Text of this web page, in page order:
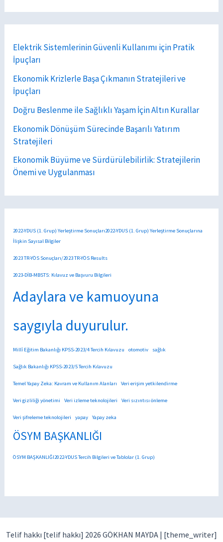
Elektrik Sistemlerinin Güvenli Kullanımı için Pratik
İpuçları
Ekonomik Krizlerle Başa Çıkmanın Stratejileri ve
İpuçları
Doğru Beslenme ile Sağlıklı Yaşam İçin Altın Kurallar
Ekonomik Dönüşüm Sürecinde Başarılı Yatırım
Stratejileri
Ekonomik Büyüme ve Sürdürülebilirlik: Stratejilerin
Önemi ve Uygulanması
2022-YDUS (1. Grup) Yerleştirme Sonuçları2022-YDUS (1. Grup) Yerleştirme Sonuçlarına
İlişkin Sayısal Bilgiler
2023 TR-YÖS Sonuçları/2023 TR-YÖS Results
2023-DİB-MBSTS: Kılavuz ve Başvuru Bilgileri
Adaylara ve kamuoyuna
saygıyla duyurulur.
Millî Eğitim Bakanlığı KPSS-2023/4 Tercih Kılavuzu otomotiv sağlık
Sağlık Bakanlığı KPSS-2023/5 Tercih Kılavuzu
Temel Yapay Zeka: Kavram ve Kullanım Alanları Veri erişim yetkilendirme
Veri gizliliği yönetimi Veri izleme teknolojileri Veri sızıntısı önleme
Veri şifreleme teknolojileri yapay Yapay zeka
ÖSYM BAŞKANLIĞI
ÖSYM BAŞKANLIĞI2022-YDUS Tercih Bilgileri ve Tablolar (1. Grup)
Telif hakkı [telif hakkı] 2026 GÖKHAN MAYDA | [theme_writer]